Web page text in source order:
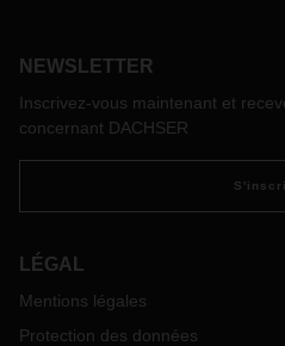
NEWSLETTER
Inscrivez-vous maintenant et
concernant DACHSER
LÉGAL
Mentions légales
Protection des données